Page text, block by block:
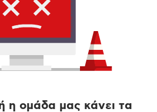
η ομάδα μας κάνει τα